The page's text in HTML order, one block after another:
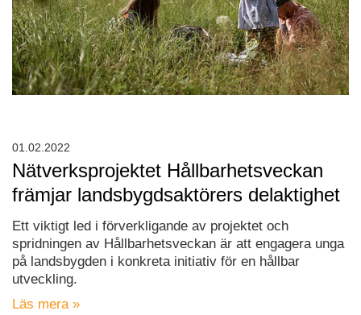
Nätverksprojektet Hållbarhetsveckan
främjar landsbygdsaktörers delaktighet
Ett viktigt led i förverkligande av projektet och
spridningen av Hållbarhetsveckan är att engagera unga
på landsbygden i konkreta initiativ för en hållbar
utveckling.
Läs mera »
01.02.2022